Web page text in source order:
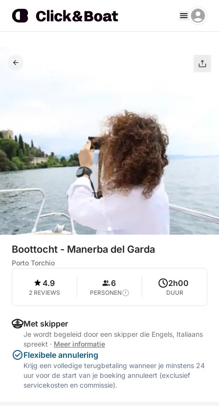
Boottocht - Manerba del Garda
Porto Torchio
4.9
2 REVIEWS
6
PERSONEN
2h00
DUUR
Met skipper
Je wordt begeleid door een skipper die Engels, Italiaans
spreekt · Meer informatie
Flexibele annulering
Krijg een volledige terugbetaling wanneer je minstens 24
uur voor de start van je boeking annuleert (exclusief
servicekosten en commissie).